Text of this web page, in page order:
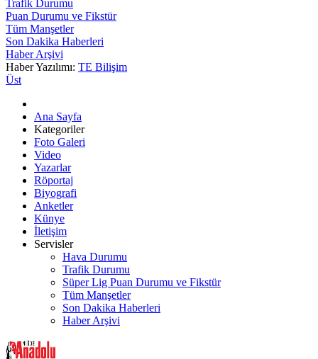
Trafik Durumu
Puan Durumu ve Fikstür
Tüm Manşetler
Son Dakika Haberleri
Haber Arşivi
Haber Yazılımı: TE Bilişim
Üst
Ana Sayfa
Kategoriler
Foto Galeri
Video
Yazarlar
Röportaj
Biyografi
Anketler
Künye
İletişim
Servisler
Hava Durumu
Trafik Durumu
Süper Lig Puan Durumu ve Fikstür
Tüm Manşetler
Son Dakika Haberleri
Haber Arşivi